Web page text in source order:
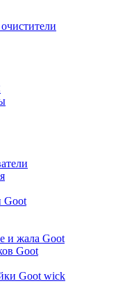
Goot
и жала Goot
Goot
Goot wick